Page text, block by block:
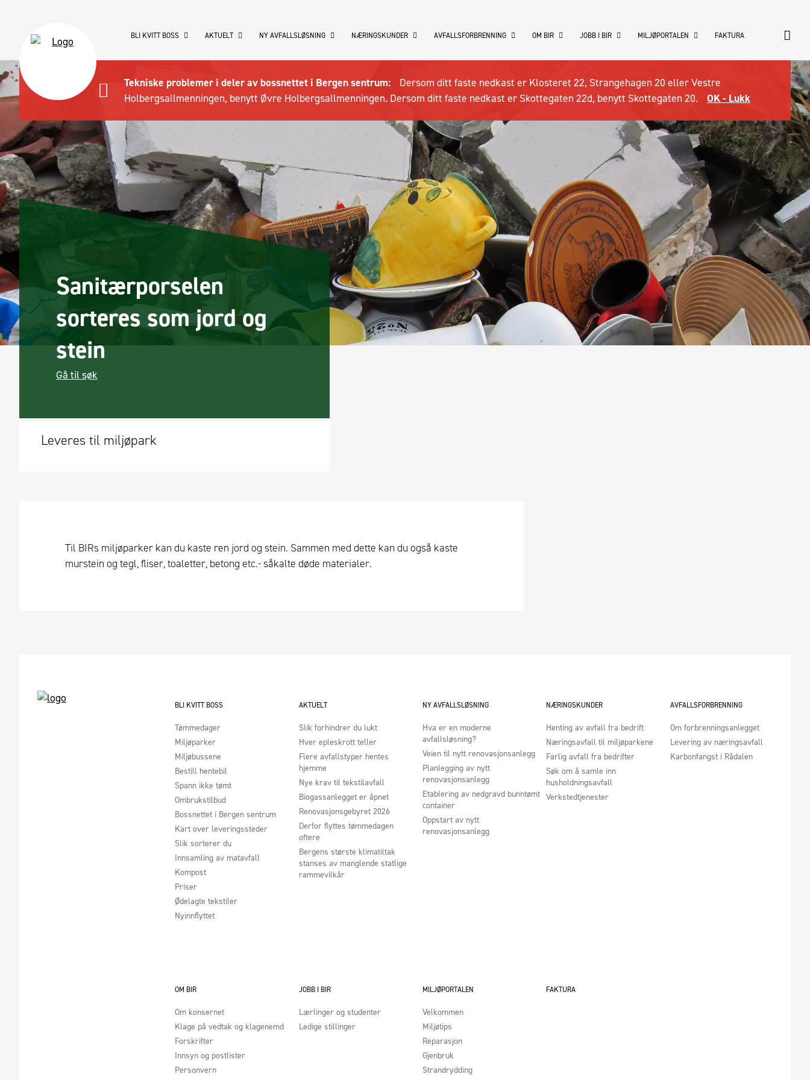
Tekniske problemer i deler av bossnettet i Bergen sentrum:
Dersom ditt faste nedkast er Klosteret 22, Strangehagen 20 eller Vestre
Holbergsallmenningen, benytt Øvre Holbergsallmenningen. Dersom ditt faste nedkast er Skottegaten 22d, benytt Skottegaten 20.
OK - Lukk
BLI KVITT BOSS AKTUELT NY AVFALLSLØSNING NÆRINGSKUNDER AVFALLSFORBRENNING OM BIR JOBB I BIR MILJØPORTALEN FAKTURA
Sanitærporselen
sorteres som jord og
stein
Gå til søk
Leveres til miljøpark
Til BIRs miljøparker kan du kaste ren jord og stein. Sammen med dette kan du også kaste
murstein og tegl, fliser, toaletter, betong etc.- såkalte døde materialer.
BLI KVITT BOSS
Tømmedager
Miljøparker
Miljøbussene
Bestill hentebil
Spann ikke tømt
Ombrukstilbud
Bossnettet i Bergen sentrum
Kart over leveringssteder
Slik sorterer du
Innsamling av matavfall
Kompost
Priser
Ødelagte tekstiler
Nyinnflyttet
AKTUELT
Slik forhindrer du lukt
Hver epleskrott teller
Flere avfallstyper hentes
hjemme
Nye krav til tekstilavfall
Biogassanlegget er åpnet
Renovasjonsgebyret 2026
Derfor flyttes tømmedagen
oftere
Bergens største klimatiltak
stanses av manglende statlige
rammevilkår
NY AVFALLSLØSNING
Hva er en moderne
avfallsløsning?
Veien til nytt renovasjonsanlegg
Planlegging av nytt
renovasjonsanlegg
Etablering av nedgravd bunntømt
container
Oppstart av nytt
renovasjonsanlegg
NÆRINGSKUNDER
Henting av avfall fra bedrift
Næringsavfall til miljøparkene
Farlig avfall fra bedrifter
Søk om å samle inn
husholdningsavfall
Verkstedtjenester
AVFALLSFORBRENNING
Om forbrenningsanlegget
Levering av næringsavfall
Karbonfangst i Rådalen
OM BIR
Om konsernet
Klage på vedtak og klagenemd
Forskrifter
Innsyn og postlister
Personvern
JOBB I BIR
Lærlinger og studenter
Ledige stillinger
MILJØPORTALEN
Velkommen
Miljøtips
Reparasjon
Gjenbruk
Strandrydding
FAKTURA